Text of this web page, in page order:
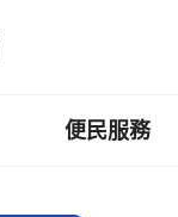
便民服務